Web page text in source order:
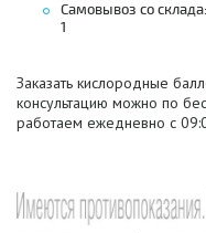
Самовывоз со
1
Заказать кислородные
консультацию можно по
работаем ежедневно с